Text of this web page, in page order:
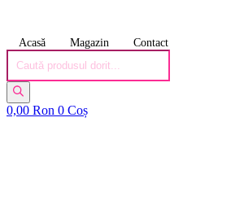
Acasă Magazin Contact
search
0,00 Ron 0 Coș